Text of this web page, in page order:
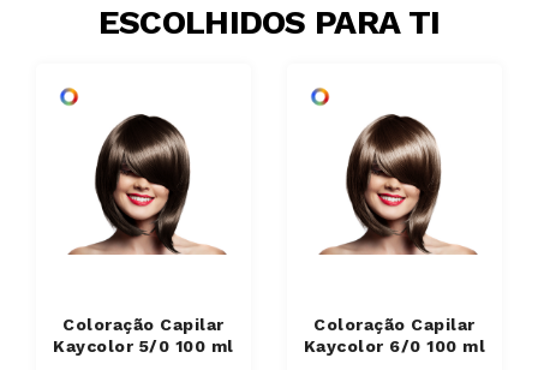
ESCOLHIDOS PARA TI
Coloração Capilar
Kaycolor 5/0 100 ml
Coloração Capilar
Kaycolor 6/0 100 ml